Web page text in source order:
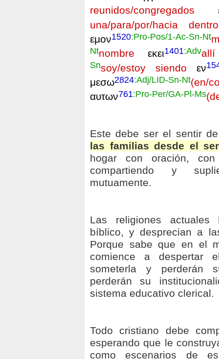
reunidos/congregados
una/para/por/hacia dentro
εμον1520:Pro-Pos/1-Ac-Sn-Nt
Ntnombre εκει1401:Advallí
Snsoy/estoy siendo εν
μεσω2824:Adj/LID-Sn-Nt(en/
αυτων761:Pro-Per/GA-Pl-Ms
Este debe ser el sentir
las familias desde el
hogar con oración,
compartiendo y
mutuamente.
Las religiones
bíblico, y desprecian a
Porque sabe que en el
comience a despertar
someterla y perderán
perderán su
sistema educativo clerical.
Todo cristiano debe
esperando que le
como escenarios de